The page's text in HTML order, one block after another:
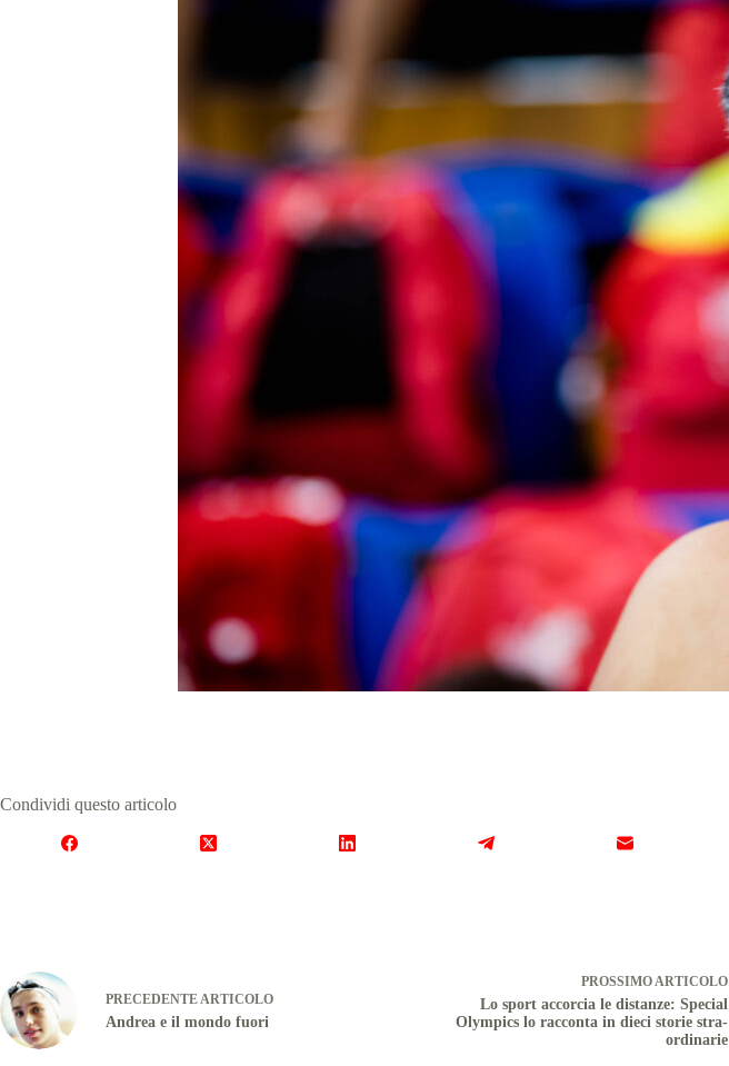
Condividi questo articolo
PRECEDENTEARTICOLO
Andrea e il mondo fuori
PROSSIMOARTICOLO
Lo sport accorcia le distanze: Special
Olympics lo racconta in dieci storie stra-
ordinarie